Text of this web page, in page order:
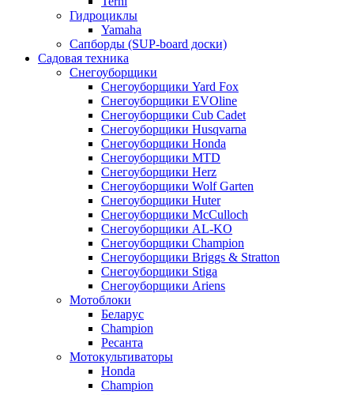
Гидроциклы
Yamaha
Сапборды (SUP-board доски)
Садовая техника
Снегоуборщики
Снегоуборщики Yard Fox
Снегоуборщики EVOline
Снегоуборщики Cub Cadet
Снегоуборщики Husqvarna
Снегоуборщики Honda
Снегоуборщики MTD
Снегоуборщики Herz
Снегоуборщики Wolf Garten
Снегоуборщики Huter
Снегоуборщики McCulloch
Снегоуборщики AL-KO
Снегоуборщики Champion
Снегоуборщики Briggs & Stratton
Снегоуборщики Stiga
Снегоуборщики Ariens
Мотоблоки
Беларус
Champion
Ресанта
Мотокультиваторы
Honda
Champion